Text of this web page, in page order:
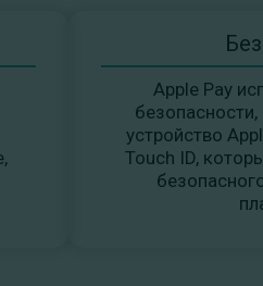
Apple Pay
устройство
Touch ID,